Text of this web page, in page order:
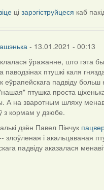
цізарэгіструйцеся каб
- 13.01.2021 - 00:13
ўражанне, што гэта
паводзінах птушкі каля
еўрапейскага падвіду больш
птушка проста
А на зваротным шляху
з кормам у дзюбе.
дзён Павел Пінчук
-- злоўленая і акальцаваная
падвіду аказалася